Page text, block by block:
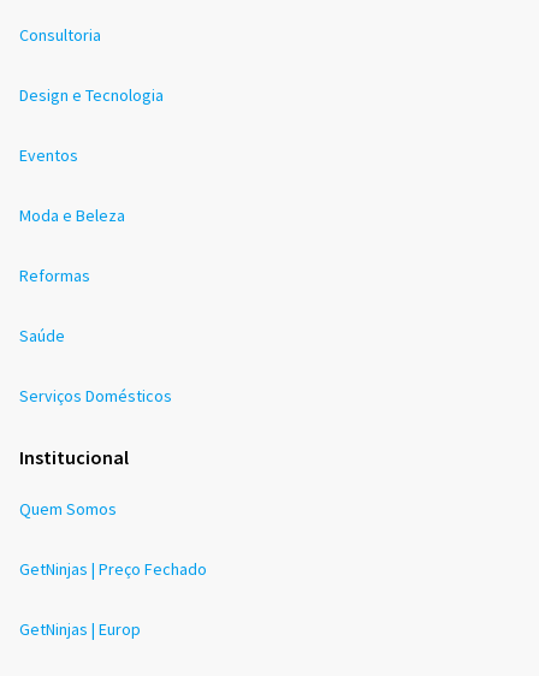
Consultoria
Design e Tecnologia
Eventos
Moda e Beleza
Reformas
Saúde
Serviços Domésticos
Institucional
Quem Somos
GetNinjas | Preço Fechado
GetNinjas | Europ